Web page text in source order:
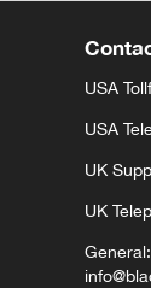
USA
USA
UK
UK
General: